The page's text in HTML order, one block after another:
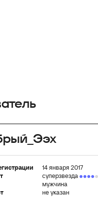
14 января 2017
суперзвезда
мужчина
не указан